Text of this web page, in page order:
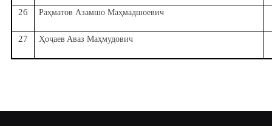
26 Раҳматов Азамшо Маҳмадшоевич
27 Ҳоҷаев Аваз Маҳмудович